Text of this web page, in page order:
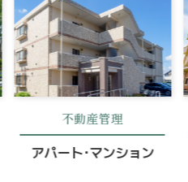
不動産管理
アパート･マンション
ア
イ
テ
ン